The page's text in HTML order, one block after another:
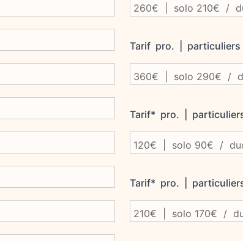
Tarif pro. |
Tarif* pro. |
Tarif* pro. |